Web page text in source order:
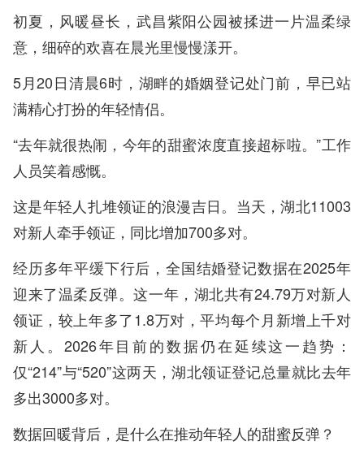
初夏，风暖昼长，武昌紫阳公园被揉进一片温柔绿
意，细碎的欢喜在晨光里慢慢漾开。
5月20日清晨6时，湖畔的婚姻登记处门前，早已站
满精心打扮的年轻情侣。
“去年就很热闹，今年的甜蜜浓度直接超标啦。”工作
人员笑着感慨。
这是年轻人扎堆领证的浪漫吉日。当天，湖北11003
对新人牵手领证，同比增加700多对。
经历多年平缓下行后，全国结婚登记数据在2025年
迎来了温柔反弹。这一年，湖北共有24.79万对新人
领证，较上年多了1.8万对，平均每个月新增上千对
新人。2026年目前的数据仍在延续这一趋势：
仅“214”与“520”这两天，湖北领证登记总量就比去年
多出3000多对。
数据回暖背后，是什么在推动年轻人的甜蜜反弹？